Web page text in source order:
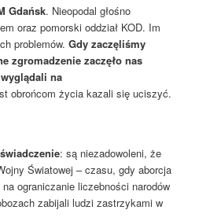
Gdańsk. Nieopodal głośno
oraz pomorski oddział KOD. Im
problemów.Gdy zaczęliśmy
zgromadzenie zaczęło nas
na
obrońcom życia kazali się uciszyć.
: są niezadowoleni, że
Światowej – czasu, gdy aborcja
ograniczanie liczebności narodów
zabijali ludzi zastrzykami w